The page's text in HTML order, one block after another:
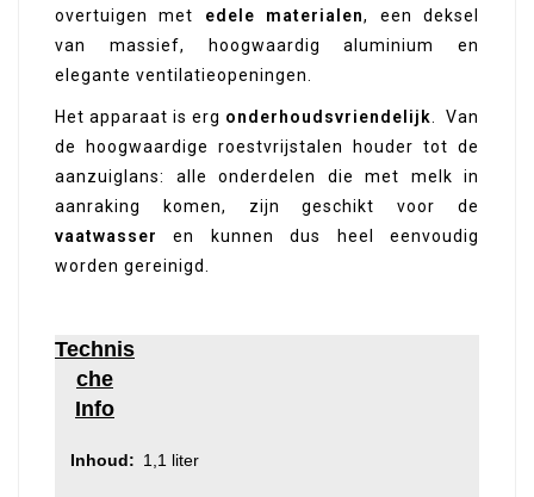
overtuigen met edele materialen, een deksel
van massief, hoogwaardig aluminium en
elegante ventilatieopeningen.
Het apparaat is erg onderhoudsvriendelijk . Van
de hoogwaardige roestvrijstalen houder tot de
aanzuiglans: alle onderdelen die met melk in
aanraking komen, zijn geschikt voor de
vaatwasser
en kunnen dus heel eenvoudig
worden gereinigd.
Technis
che
Info
Inhoud: 1,1 liter